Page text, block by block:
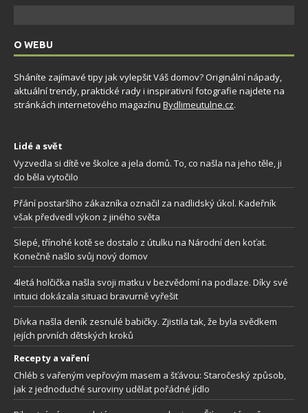
O WEBU
Sháníte zajímavé tipy jak vylepšit Váš domov? Originální nápady,
aktuální trendy, praktické rady i inspirativní fotografie najdete na
stránkách internetového magazínu Bydlimeutulne.cz.
Lidé a svět
Vyzvedla si dítě ve školce a jela domů. To, co našla na jeho těle, ji
do běla vytočilo
Přání postaršího zákazníka označil za nadlidský úkol. Kadeřník
však předvedl výkon z jiného světa
Slepé, třínohé kotě se dostalo z útulku na Národní den koťat.
Konečně našlo svůj nový domov
4letá holčička našla svoji matku v bezvědomí na podlaze. Díky své
intuici dokázala situaci bravurně vyřešit
Dívka našla deník zesnulé babičky. Zjistila tak, že byla svědkem
jejích prvních dětských kroků
Recepty a vaření
Chléb s vařeným vepřovým masem a šťávou: Staročeský způsob,
jak z jednoduché suroviny udělat pořádné jídlo